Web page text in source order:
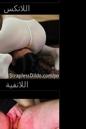
اللاتكس
اللاتفية